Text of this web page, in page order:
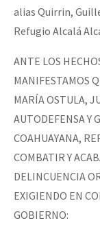
alias Quirrin,
Refugio Alcalá
ANTE LOS
MANIFESTAMOS
MARÍA OSTULA,
AUTODEFENSA Y
COAHUAYANA,
COMBATIR Y
DELINCUENCIA
EXIGIENDO EN
GOBIERNO: